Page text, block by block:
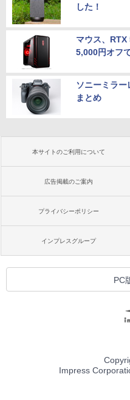
した！
マウス、
5,000円オフ
ソニーミラ
まとめ
本サイトのご利用について
広告掲載のご案内
プライバシーポリシー
インプレスグループ
PC
Impress